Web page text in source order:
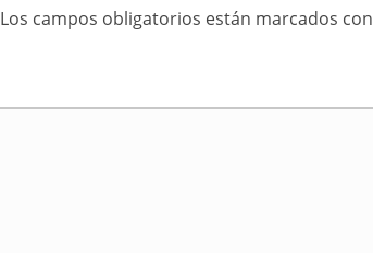
Los campos obligatorios están marcados con